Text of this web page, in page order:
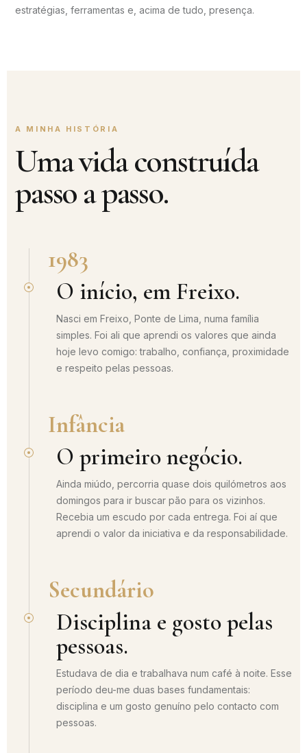
estratégias, ferramentas e, acima de tudo, presença.
A MINHA HISTÓRIA
Uma vida construída
passo a passo.
1983
O início, em Freixo.
Nasci em Freixo, Ponte de Lima, numa família
simples. Foi ali que aprendi os valores que ainda
hoje levo comigo: trabalho, confiança, proximidade
e respeito pelas pessoas.
Infância
O primeiro negócio.
Ainda miúdo, percorria quase dois quilómetros aos
domingos para ir buscar pão para os vizinhos.
Recebia um escudo por cada entrega. Foi aí que
aprendi o valor da iniciativa e da responsabilidade.
Secundário
Disciplina e gosto pelas
pessoas.
Estudava de dia e trabalhava num café à noite. Esse
período deu-me duas bases fundamentais:
disciplina e um gosto genuíno pelo contacto com
pessoas.